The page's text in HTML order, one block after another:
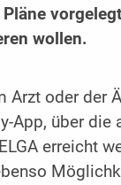
wollen.
Arzt oder der
App, über die
erreicht